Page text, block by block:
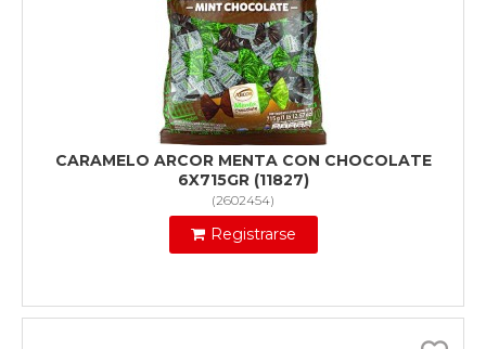
CARAMELO ARCOR MENTA CON CHOCOLATE
6X715GR (11827)
(2602454)
Registrarse